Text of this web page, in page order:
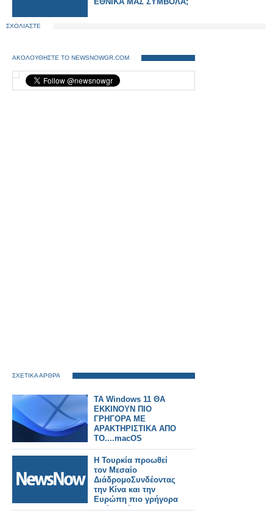
ΣΧΟΛΙΑΣΤΕ
ΑΚΟΛΟΥΘΗΣΤΕ ΤΟ NEWSNOWGR.COM
ΣΧΕΤΙΚΑ ΑΡΘΡΑ
ΤΑ Windows 11 ΘΑ
ΕΚΚΙΝΟΥΝ ΠΙΟ
ΓΡΗΓΟΡΑ ΜΕ
ΑΡΑΚΤΗΡΙΣΤΙΚΑ ΑΠΟ
ΤΟ....macOS
Η Τουρκία προωθεί
τον Μεσαίο
ΔιάδρομοΣυνδέοντας
την Κίνα και την
Ευρώπη πιο γρήγορα
από ποτέ.